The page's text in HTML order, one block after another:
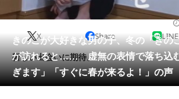
動物 リサーチ
会員記事
メディア
注目記事を集めた総合ページ
きのこが大好きな男の子、冬の「きの
が訪れると…… 虚無の表情で落ち込
ぎます」「すぐに春が来るよ！」の声
X Share LINE
新しい出会いに期待。